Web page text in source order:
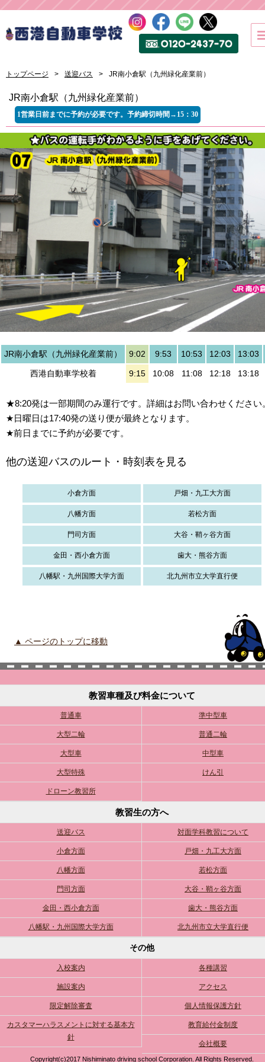
トップページ 送迎バス JR南小倉駅（九州緑化産業前）
JR南小倉駅（九州緑化産業前）
1営業日前までに予約が必要です。予約締切時間→15：30
JR南小倉駅（九州緑化産業前） 9:02 9:53 10:53 12:03 13:03
西港自動車学校着 9:15 10:08 11:08 12:18 13:18
★8:20発は一部期間のみ運行です。詳細はお問い合わせください
★日曜日は17:40発の送り便が最終となります。
★前日までに予約が必要です。
他の送迎バスのルート・時刻表を見る
小倉方面 戸畑・九工大方面
八幡方面 若松方面
門司方面 大谷・鞘ヶ谷方面
金田・西小倉方面 歯大・熊谷方面
八幡駅・九州国際大学方面 北九州市立大学直行便
▲ ページのトップに移動
教習車種及び料金について
普通車 準中型車
大型二輪 普通二輪
大型車 中型車
大型特殊 けん引
ドローン教習所
教習生の方へ
送迎バス 対面学科教習について
小倉方面 戸畑・九工大方面
八幡方面 若松方面
門司方面 大谷・鞘ヶ谷方面
金田・西小倉方面 歯大・熊谷方面
八幡駅・九州国際大学方面 北九州市立大学直行便
その他
入校案内 各種講習
施設案内 アクセス
限定解除審査 個人情報保護方針
カスタマーハラスメントに対する基本方
針
教育給付金制度
会社概要
Copyright(c)2017 Nishiminato driving school Corporation. All Rights Reserved.